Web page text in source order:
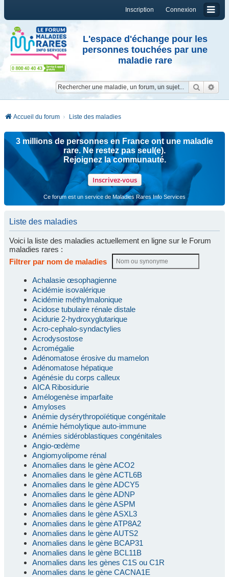
Connexion
Inscription
L'espace d'échange pour les
personnes touchées par une
maladie rare
Accueil du forum Liste des maladies
3 millions de personnes en France ont une maladie
rare. Ne restez pas seul(e).
Rejoignez la communauté.
Inscrivez-vous
Ce forum est un service de Maladies Rares Info Services
Liste des maladies
Voici la liste des maladies actuellement en ligne sur le Forum
maladies rares :
Filtrer par nom de maladies
Achalasie œsophagienne
Acidémie isovalérique
Acidémie méthylmalonique
Acidose tubulaire rénale distale
Acidurie 2-hydroxyglutarique
Acro-cephalo-syndactylies
Acrodysostose
Acromégalie
Adénomatose érosive du mamelon
Adénomatose hépatique
Agénésie du corps calleux
AICA Ribosidurie
Amélogenèse imparfaite
Amyloses
Anémie dysérythropoïétique congénitale
Anémie hémolytique auto-immune
Anémies sidéroblastiques congénitales
Angio-œdème
Angiomyolipome rénal
Anomalies dans le gène ACO2
Anomalies dans le gène ACTL6B
Anomalies dans le gène ADCY5
Anomalies dans le gène ADNP
Anomalies dans le gène ASPM
Anomalies dans le gène ASXL3
Anomalies dans le gène ATP8A2
Anomalies dans le gène AUTS2
Anomalies dans le gène BCAP31
Anomalies dans le gène BCL11B
Anomalies dans les gènes C1S ou C1R
Anomalies dans le gène CACNA1E